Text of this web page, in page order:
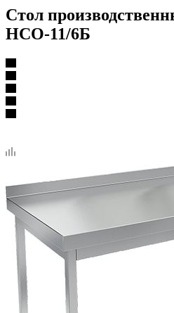
Стол
НСО-11/6Б